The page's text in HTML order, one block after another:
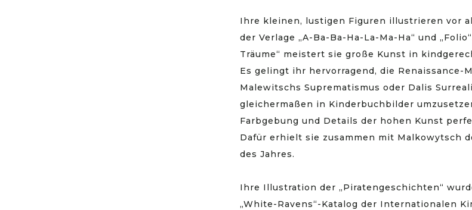
Ihre kleinen, lustigen Figuren illustrieren vor
der Verlage „A-Ba-Ba-Ha-La-Ma-Ha“ und
Träume“ meistert sie große Kunst in
Es gelingt ihr hervorragend, die Renaissance-
Malewitschs Suprematismus oder Dalis
gleichermaßen in Kinderbuchbilder
Farbgebung und Details der hohen Kunst
Dafür erhielt sie zusammen mit Malkowytsch
des Jahres.
Ihre Illustration der „Piratengeschichten“
„White-Ravens“-Katalog der Internationalen